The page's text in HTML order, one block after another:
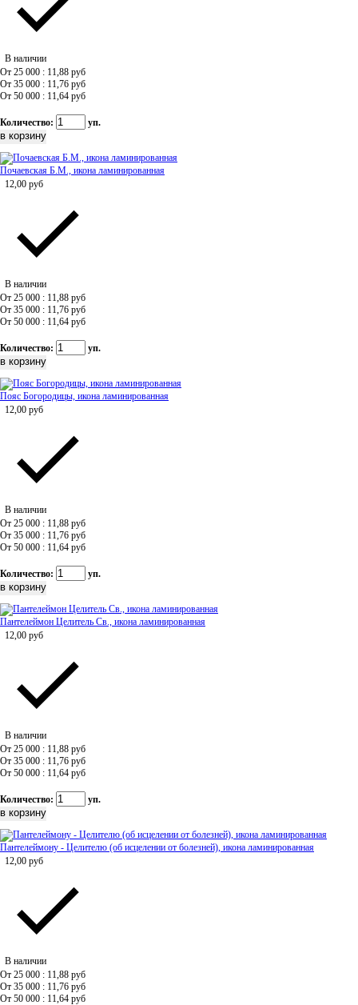
В наличии
От 25 000 : 11,88 руб
От 35 000 : 11,76 руб
От 50 000 : 11,64 руб
Количество: уп.
Почаевская Б.М., икона ламинированная
12,00 руб
В наличии
От 25 000 : 11,88 руб
От 35 000 : 11,76 руб
От 50 000 : 11,64 руб
Количество: уп.
Пояс Богородицы, икона ламинированная
12,00 руб
В наличии
От 25 000 : 11,88 руб
От 35 000 : 11,76 руб
От 50 000 : 11,64 руб
Количество: уп.
Пантелеймон Целитель Св., икона ламинированная
12,00 руб
В наличии
От 25 000 : 11,88 руб
От 35 000 : 11,76 руб
От 50 000 : 11,64 руб
Количество: уп.
Пантелеймону - Целителю (об исцелении от болезней), икона ламинированная
12,00 руб
В наличии
От 25 000 : 11,88 руб
От 35 000 : 11,76 руб
От 50 000 : 11,64 руб